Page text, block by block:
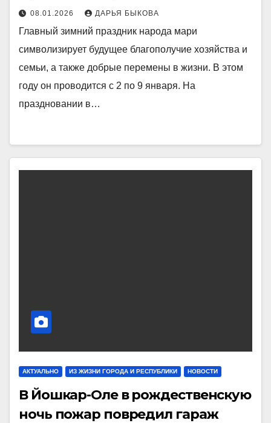
08.01.2026 ДАРЬЯ БЫКОВА
Главный зимний праздник народа мари
символизирует будущее благополучие хозяйства и
семьи, а также добрые перемены в жизни. В этом
году он проводится с 2 по 9 января. На
праздновании в…
АКТУАЛЬНО ИЗ ЖИЗНИ ГОРОДА И РЕСПУБЛИКИ НОВОСТИ
В Йошкар-Оле в рождественскую
ночь пожар повредил гараж